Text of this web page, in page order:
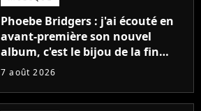
Phoebe Bridgers : j'ai écouté en
avant-première son nouvel
album, c'est le bijou de la fin
d'été
7 août 2026